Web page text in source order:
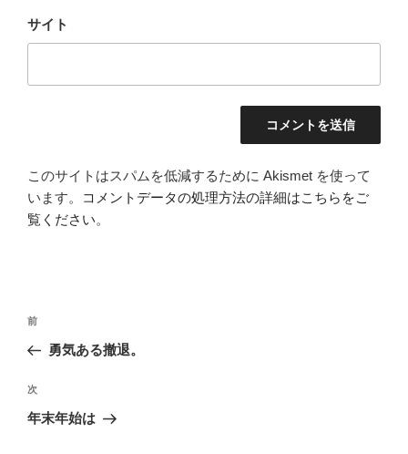
サイト
このサイトはスパムを低減するために Akismet を使って
います。
コメントデータの処理方法の詳細はこちらをご
覧ください。
投
ナ
ビ
ゲ
前
の
稿
前
勇気ある撤退。
次
の
次
年末年始は